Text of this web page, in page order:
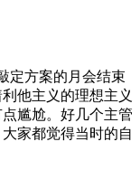
定方案的月会结束
他主义的理想主义
尴尬。好几个主管
家都觉得当时的自